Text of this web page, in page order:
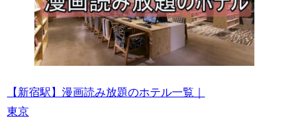
【新宿駅】漫画読み放題のホテル一覧｜
東京